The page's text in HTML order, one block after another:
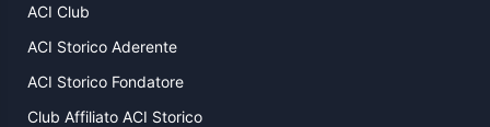
ACI Club
ACI Storico Aderente
ACI Storico Fondatore
Club Affiliato ACI Storico